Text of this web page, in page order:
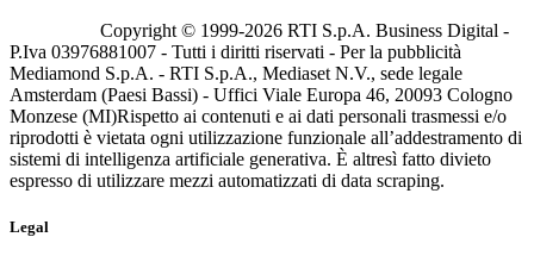
Copyright © 1999-2026 RTI S.p.A. Business Digital -
P.Iva 03976881007 - Tutti i diritti riservati - Per la pubblicità
Mediamond S.p.A. - RTI S.p.A., Mediaset N.V., sede legale
Amsterdam (Paesi Bassi) - Uffici Viale Europa 46, 20093 Cologno
Monzese (MI)Rispetto ai contenuti e ai dati personali trasmessi e/o
riprodotti è vietata ogni utilizzazione funzionale all’addestramento di
sistemi di intelligenza artificiale generativa. È altresì fatto divieto
espresso di utilizzare mezzi automatizzati di data scraping.
Legal